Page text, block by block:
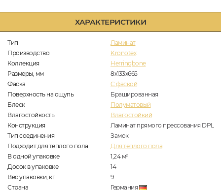
ХАРАКТЕРИСТИКИ
Тип
Ламинат
Производство
Kronotex
Коллекция
Herringbone
Размеры, мм
8х133х665
Фаска
C фаской
Поверхность на ощупь
Брашированная
Блеск
Полуматовый
Влагостойкость
Влагостойкий
Конструкция
Ламинат прямого прессования DPL
Тип соединения
Замок
Подходит для теплого пола
Для теплого пола
В одной упаковке
1,24 м2
Досок в упаковке
14
Вес упаковки, кг
9
Страна
Германия